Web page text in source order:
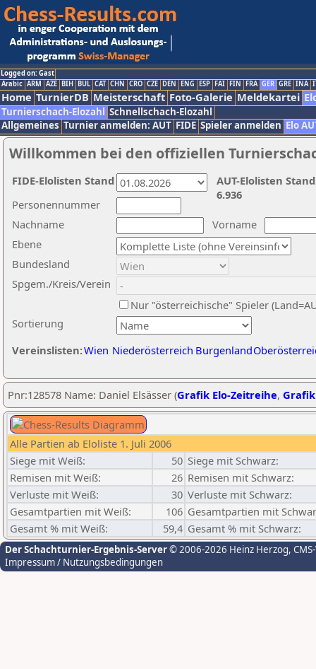
Logged on: Gast
Arabic ARM AZE BIH BUL CAT CHN CRO CZE DEN ENG ESP FAI FIN FRA GER GRE INA
Home TurnierDB Meisterschaft Foto-Galerie Meldekartei
Turnierschach-Elozahl Schnellschach-Elozahl
Allgemeines Turnier anmelden: AUT FIDE Spieler anmelden Elo
Willkommen bei den offiziellen
Nachname
Vorname
Ebene
Sortierung
Personennummer
Bundesland
Spgem./Kreis/Verein
Nur "österreichische" Spieler
Vereinslisten:Wien Niederösterreich Burgenland
AUT-Elolisten
6.936
FIDE-Elolisten Stand
Pnr:128578 Name: Daniel Elsässer (Grafik Elo-Zeitreihe,
Alle Partien ab Eloliste 1. Juli 2006
Siege mit Weiß:
50 Siege mit Schwarz:
Remisen mit Weiß:
26 Remisen mit Schwarz:
Verluste mit Weiß:
30 Verluste mit Schwarz:
Gesamtpartien mit Weiß:
106 Gesamtpartien mit
Gesamt % mit Weiß:
59,4 Gesamt % mit Schwarz:
Der Schachturnier-Ergebnis-Server© 2006-2026 Heinz Herzog,
Impressum / Nutzungsbedingungen